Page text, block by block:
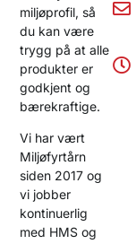
miljøprofil, så
du kan være
trygg på at alle
produkter er
godkjent og
bærekraftige.
Vi har vært
Miljøfyrtårn
siden 2017 og
vi jobber
kontinuerlig
med HMS og